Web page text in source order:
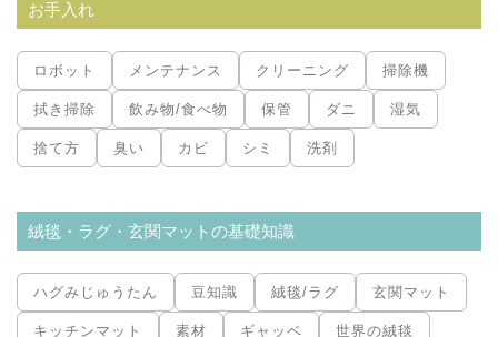
お手入れ
ロボット メンテナンス クリーニング 掃除機
拭き掃除 飲み物/食べ物 保管 ダニ 湿気
捨て方 臭い カビ シミ 洗剤
絨毯・ラグ・玄関マットの基礎知識
ハグみじゅうたん 豆知識 絨毯/ラグ 玄関マット
キッチンマット 素材 ギャッベ 世界の絨毯